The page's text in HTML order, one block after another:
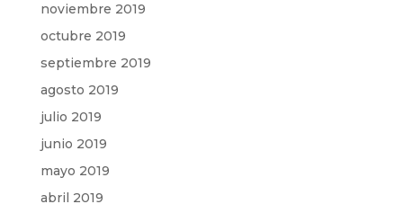
noviembre 2019
octubre 2019
septiembre 2019
agosto 2019
julio 2019
junio 2019
mayo 2019
abril 2019